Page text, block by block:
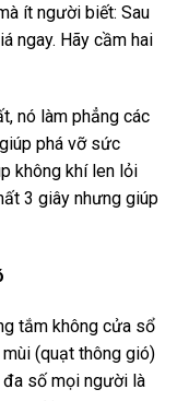
ít người biết: Sau
ngay. Hãy cầm hai
nó làm phẳng các
phá vỡ sức
không khí len lỏi
3 giây nhưng giúp
tắm không cửa sổ
(quạt thông gió)
đa số mọi người là